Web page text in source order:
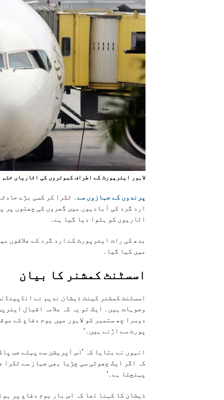
لاہور ایئرپورٹ کے اطراف کبوتروں کی اٹاریاں ختم
پرندوں کے جہازوں سے ۔ ٹکرا کر کسی بڑے
اٹاریوں کو ہٹوا دیا گیا ہے۔
بدھ کی رات ایئرپورٹ کے ارد گرد کے علاقوں
میں کیا گیا۔
اسسٹنٹ کمشنر کا بيان
اسسٹنٹ کمشنر کینٹ ذیشان ندیم نے
وجوہات ہیں۔ ایک تو یہ کہ علامہ اقبال
دوسرا چھ ستمبر کو لاہور میں یوم دفاع کے
پورٹ سے اڑنے ہیں۔‘
انہوں نے بتایا کہ ’اس آپریشن سے پہلے جب
پہنچتا ہے۔‘
ذیشان کا کہنا تھا کہ اس بار یوم دفاع پر